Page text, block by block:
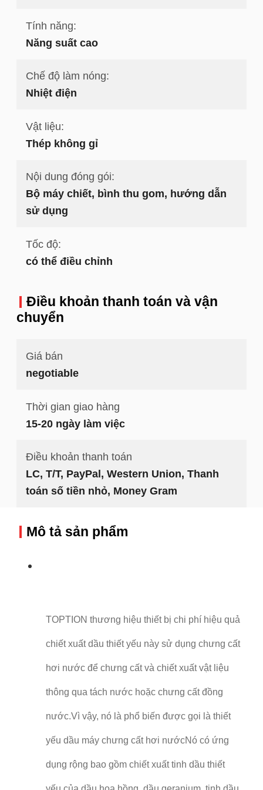
Tính năng:
Năng suất cao
Chế độ làm nóng:
Nhiệt điện
Vật liệu:
Thép không gỉ
Nội dung đóng gói:
Bộ máy chiết, bình thu gom, hướng dẫn
sử dụng
Tốc độ:
có thể điều chỉnh
Điều khoản thanh toán và vận
chuyển
Giá bán
negotiable
Thời gian giao hàng
15-20 ngày làm việc
Điều khoản thanh toán
LC, T/T, PayPal, Western Union, Thanh
toán số tiền nhỏ, Money Gram
Mô tả sản phẩm
TOPTION thương hiệu thiết bị chi phí hiệu quả
chiết xuất dầu thiết yếu này sử dụng chưng cất
hơi nước để chưng cất và chiết xuất vật liệu
thông qua tách nước hoặc chưng cất đồng
nước.Vì vậy, nó là phổ biến được gọi là thiết
yếu dầu máy chưng cất hơi nướcNó có ứng
dụng rộng bao gồm chiết xuất tinh dầu thiết